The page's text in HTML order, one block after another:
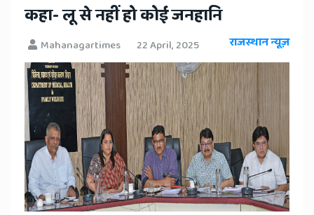
Hindi
Samachar,
Jaipur
Rajasthan
News
कहा- लू से नहीं हो कोई जनहानि
Mahanagartimes 22 April, 2025 राजस्थान न्यूज़